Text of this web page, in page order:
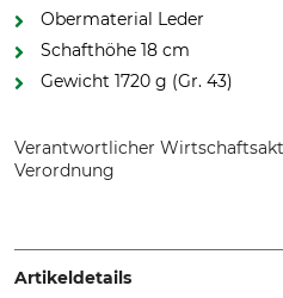
Obermaterial Leder
Schafthöhe 18 cm
Gewicht 1720 g (Gr. 43)
Verantwortlicher
Verordnung
Brianza, Italy, www.arbpro.it
Artikeldetails